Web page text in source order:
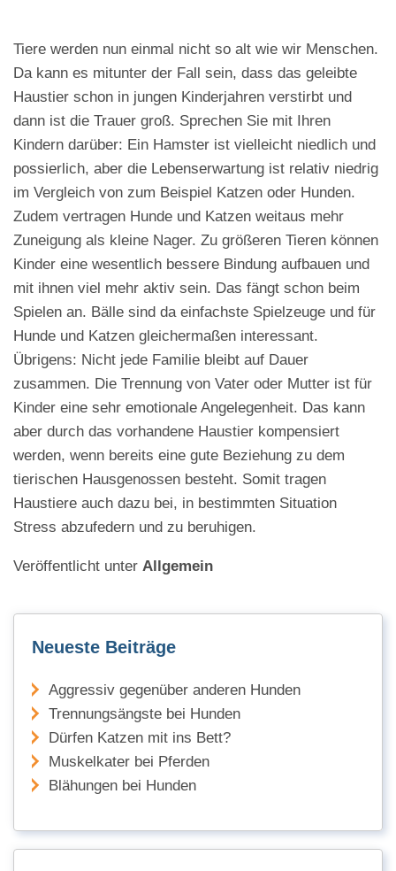
Tiere werden nun einmal nicht so alt wie wir Menschen.
Da kann es mitunter der Fall sein, dass das geleibte
Haustier schon in jungen Kinderjahren verstirbt und
dann ist die Trauer groß. Sprechen Sie mit Ihren
Kindern darüber: Ein Hamster ist vielleicht niedlich und
possierlich, aber die Lebenserwartung ist relativ niedrig
im Vergleich von zum Beispiel Katzen oder Hunden.
Zudem vertragen Hunde und Katzen weitaus mehr
Zuneigung als kleine Nager. Zu größeren Tieren können
Kinder eine wesentlich bessere Bindung aufbauen und
mit ihnen viel mehr aktiv sein. Das fängt schon beim
Spielen an. Bälle sind da einfachste Spielzeuge und für
Hunde und Katzen gleichermaßen interessant.
Übrigens: Nicht jede Familie bleibt auf Dauer
zusammen. Die Trennung von Vater oder Mutter ist für
Kinder eine sehr emotionale Angelegenheit. Das kann
aber durch das vorhandene Haustier kompensiert
werden, wenn bereits eine gute Beziehung zu dem
tierischen Hausgenossen besteht. Somit tragen
Haustiere auch dazu bei, in bestimmten Situation
Stress abzufedern und zu beruhigen.
Veröffentlicht unter Allgemein
Neueste Beiträge
Aggressiv gegenüber anderen Hunden
Trennungsängste bei Hunden
Dürfen Katzen mit ins Bett?
Muskelkater bei Pferden
Blähungen bei Hunden